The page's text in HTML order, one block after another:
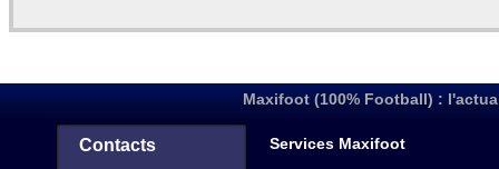
Maxifoot (100% Football) :
Contacts Services Maxifoot